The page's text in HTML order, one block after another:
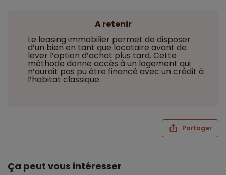
A retenir
Le leasing immobilier permet de disposer
d’un bien en tant que locataire avant de
lever l’option d’achat plus tard. Cette
méthode donne accès à un logement qui
n’aurait pas pu être financé avec un crédit à
l’habitat classique.
Partager
Ça peut vous intéresser